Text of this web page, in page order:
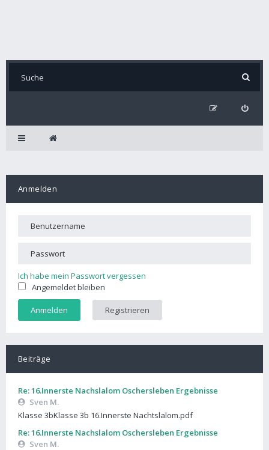
Anmelden
Ich habe mein Passwort vergessen
Angemeldet bleiben
Registrieren
Beiträge
Re: 16.Innerste Nachslalom Oschersleben Ergebnisse
Sven M.
Klasse 3bKlasse 3b 16.Innerste Nachtslalom.pdf
Re: 16.Innerste Nachslalom Oschersleben Ergebnisse
Sven M.